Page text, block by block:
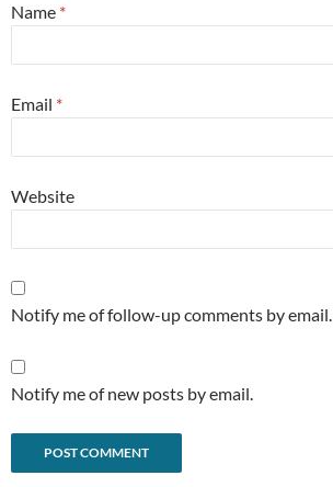
Name *
Email *
Website
Notify me of follow-up comments by email.
Notify me of new posts by email.